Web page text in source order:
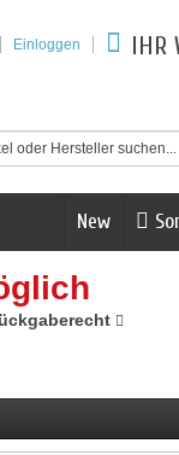
Einloggen IHR
New